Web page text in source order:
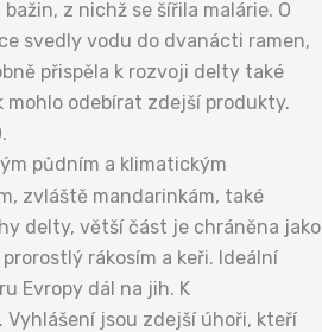
z nichž se šířila malárie. O
svedly vodu do dvanácti ramen,
přispěla k rozvoji delty také
mohlo odebírat zdejší produkty.
půdním a klimatickým
zvláště mandarinkám, také
delty, větší část je chráněna jako
rákosím a keři. Ideální
Evropy dál na jih. K
Vyhlášení jsou zdejší úhoři, kteří